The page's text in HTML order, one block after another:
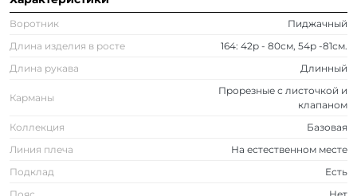
Воротник
Пиджачный
Длина изделия в росте
164: 42р - 80см, 54р -81см.
Длина рукава
Длинный
Карманы
Прорезные с листочкой и
клапаном
Коллекция
Базовая
Линия плеча
На естественном месте
Подклад
Есть